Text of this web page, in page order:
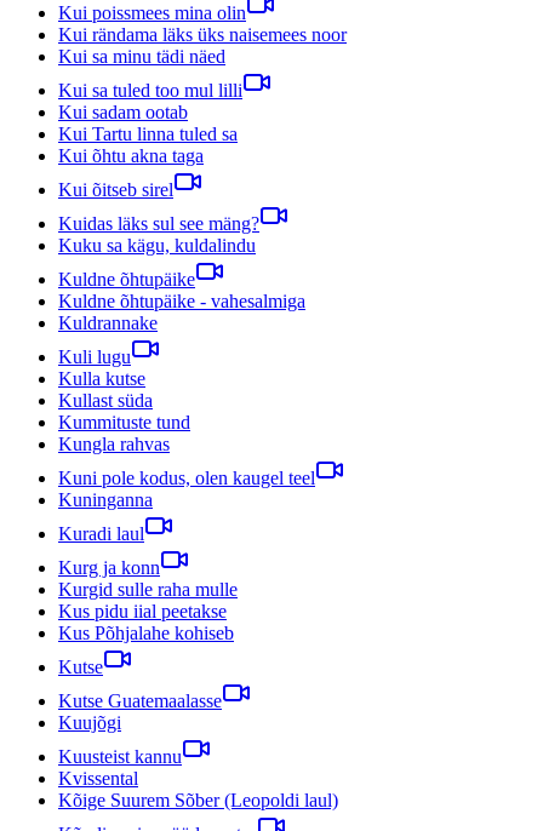
Kui poissmees mina olin
Kui rändama läks üks naisemees noor
Kui sa minu tädi näed
Kui sa tuled too mul lilli
Kui sadam ootab
Kui Tartu linna tuled sa
Kui õhtu akna taga
Kui õitseb sirel
Kuidas läks sul see mäng?
Kuku sa kägu, kuldalindu
Kuldne õhtupäike
Kuldne õhtupäike - vahesalmiga
Kuldrannake
Kuli lugu
Kulla kutse
Kullast süda
Kummituste tund
Kungla rahvas
Kuni pole kodus, olen kaugel teel
Kuninganna
Kuradi laul
Kurg ja konn
Kurgid sulle raha mulle
Kus pidu iial peetakse
Kus Põhjalahe kohiseb
Kutse
Kutse Guatemaalasse
Kuujõgi
Kuusteist kannu
Kvissental
Kõige Suurem Sõber (Leopoldi laul)